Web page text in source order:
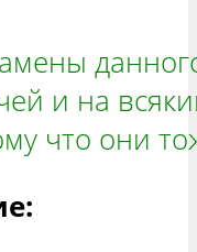
и на
что они